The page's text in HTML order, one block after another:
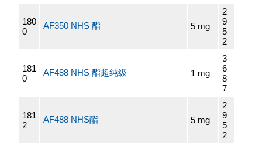
180
0
AF350 NHS 酯 5 mg
2
9
5
2
181
0
AF488 NHS 酯超纯级 1 mg
3
6
8
7
181
2
AF488 NHS酯 5 mg
2
9
5
2